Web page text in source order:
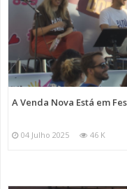
A Venda Nova Está em
04 Julho 2025 46 K